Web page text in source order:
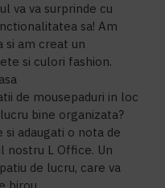
va va surprinde cu
sa! Am
si am creat un
si culori fashion.
de mousepaduri in loc
bine organizata?
adaugati o nota de
nostru L Office. Un
de lucru, care va